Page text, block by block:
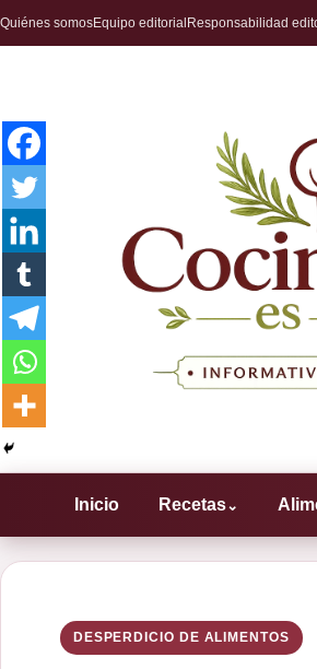
Quiénes somosEquipo editorial Responsabilidad
Inicio Recetas⌄
DESPERDICIO DE ALIMENTOS